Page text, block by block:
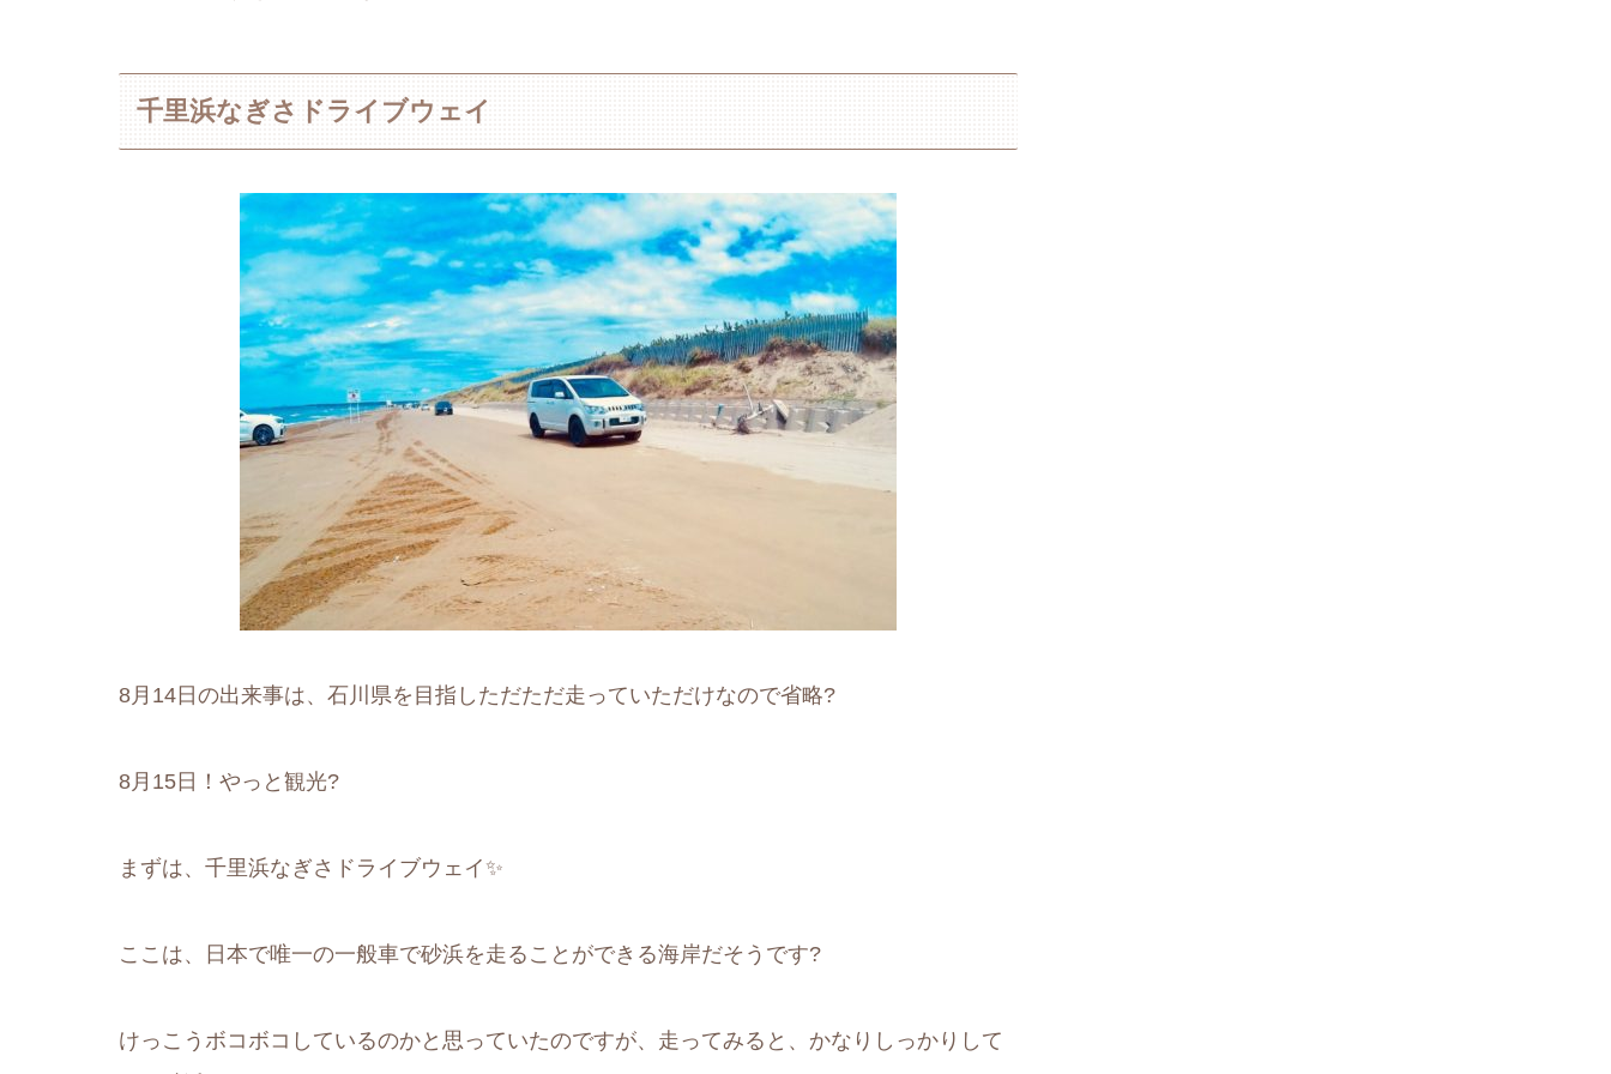
千里浜なぎさドライブウェイ
8月14日の出来事は、石川県を目指しただただ走っていただけなので省略?
8月15日！やっと観光?
まずは、千里浜なぎさドライブウェイ✨
ここは、日本で唯一の一般車で砂浜を走ることができる海岸だそうです?
けっこうボコボコしているのかと思っていたのですが、走ってみると、かなりしっかりして